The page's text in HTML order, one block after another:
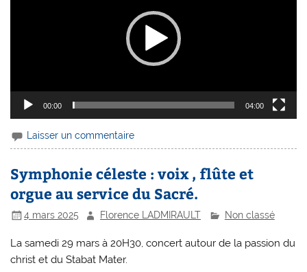
00:00 04:00
Laisser un commentaire
Symphonie céleste : voix , flûte et
orgue au service du Sacré.
4 mars 2025 Florence LADMIRAULT Non classé
La samedi 29 mars à 20H30, concert autour de la passion du
christ et du Stabat Mater.